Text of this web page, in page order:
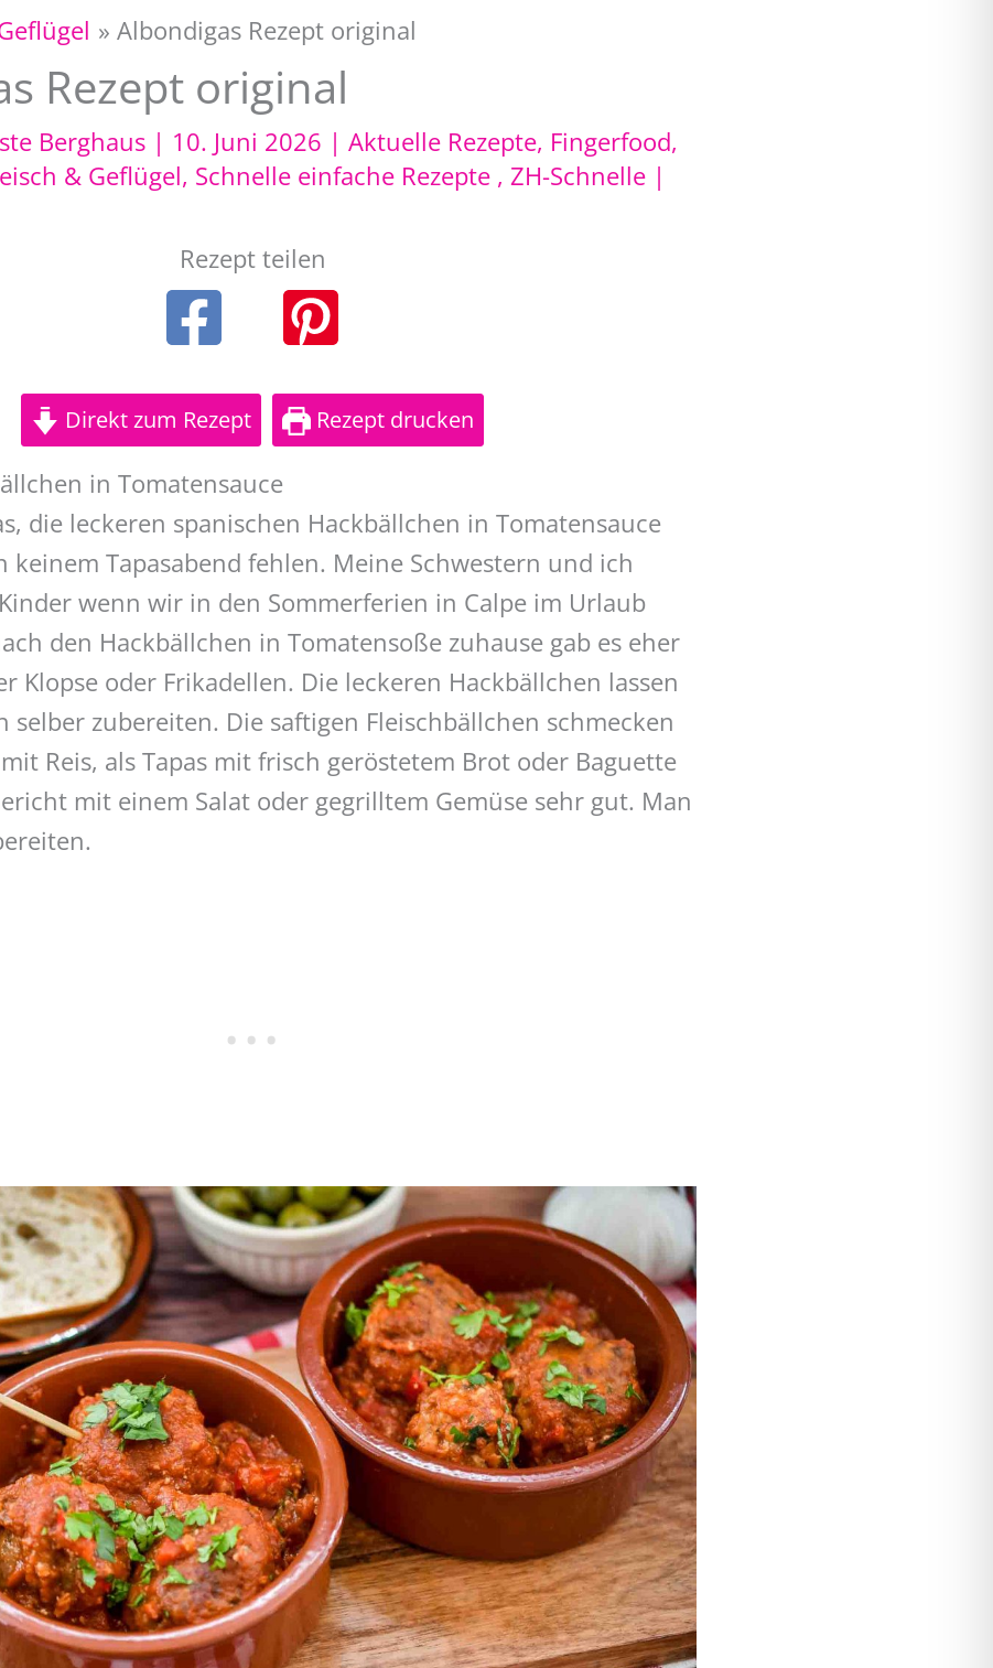
Albondigas Rezept original
Rezept original
Berghaus | 10. Juni 2026 | Aktuelle Rezepte, Fingerfood,
& Geflügel, Schnelle einfache Rezepte , ZH-Schnelle|
Rezept teilen
Direkt zum Rezept Rezept drucken
in Tomatensauce
die leckeren spanischen Hackbällchen in Tomatensauce
keinem Tapasabend fehlen. Meine Schwestern und ich
wenn wir in den Sommerferien in Calpe im Urlaub
den Hackbällchen in Tomatensoße zuhause gab es eher
Klopse oder Frikadellen. Die leckeren Hackbällchen lassen
selber zubereiten. Die saftigen Fleischbällchen schmecken
Reis, als Tapas mit frisch geröstetem Brot oder Baguette
mit einem Salat oder gegrilltem Gemüse sehr gut. Man